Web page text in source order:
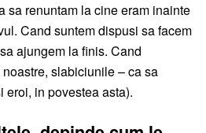
sa renuntam la cine eram inainte
Cand suntem dispusi sa facem
ajungem la finis. Cand
slabiciunile – ca sa
eroi, in povestea asta).